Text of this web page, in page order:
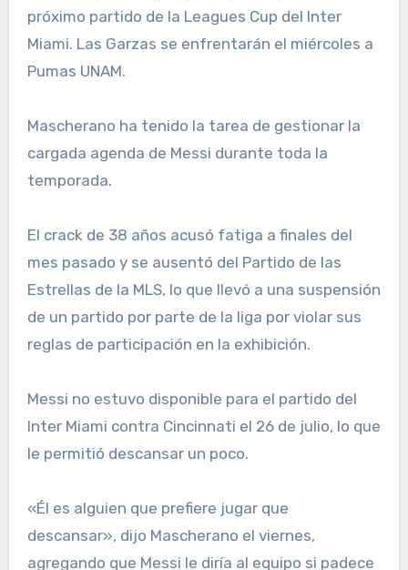
próximo partido de la Leagues Cup del Inter
Miami. Las Garzas se enfrentarán el miércoles a
Pumas UNAM.
Mascherano ha tenido la tarea de gestionar la
cargada agenda de Messi durante toda la
temporada.
El crack de 38 años acusó fatiga a finales del
mes pasado y se ausentó del Partido de las
Estrellas de la MLS, lo que llevó a una suspensión
de un partido por parte de la liga por violar sus
reglas de participación en la exhibición.
Messi no estuvo disponible para el partido del
Inter Miami contra Cincinnati el 26 de julio, lo que
le permitió descansar un poco.
«Él es alguien que prefiere jugar que
descansar», dijo Mascherano el viernes,
agregando que Messi le diría al equipo si padece